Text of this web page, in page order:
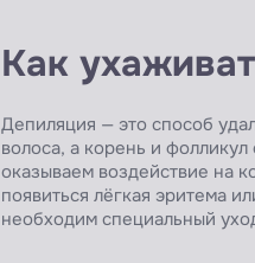
Как
Депиляция — это способ
волоса, а корень и
оказываем воздействие на
появиться лёгкая эритема
необходим специальный